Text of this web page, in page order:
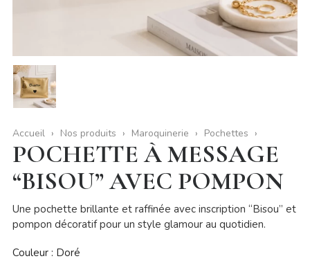
Accueil Nos produits Maroquinerie Pochettes
POCHETTE À MESSAGE
“BISOU” AVEC POMPON
Une pochette brillante et raffinée avec inscription “Bisou” et
pompon décoratif pour un style glamour au quotidien.
Couleur : Doré